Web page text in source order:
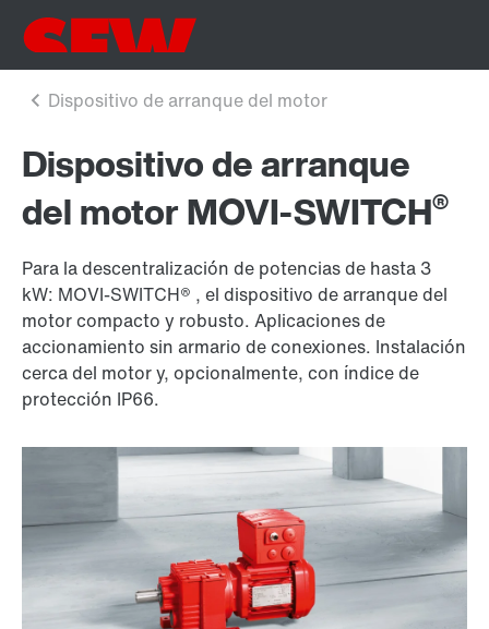
Dispositivo de arranque
del motor MOVI-SWITCH®
Para la descentralización de potencias de hasta 3
kW: MOVI-SWITCH® , el dispositivo de arranque del
motor compacto y robusto. Aplicaciones de
accionamiento sin armario de conexiones. Instalación
cerca del motor y, opcionalmente, con índice de
protección IP66.